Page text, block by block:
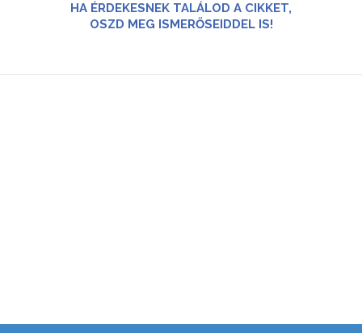
HA ÉRDEKESNEK TALÁLOD A CIKKET,
OSZD MEG ISMERŐSEIDDEL IS!